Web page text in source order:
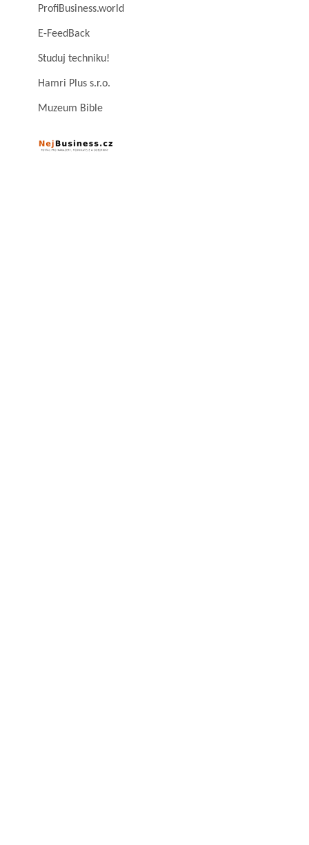
ProfiBusiness.world
E-FeedBack
Studuj techniku!
Hamri Plus s.r.o.
Muzeum Bible